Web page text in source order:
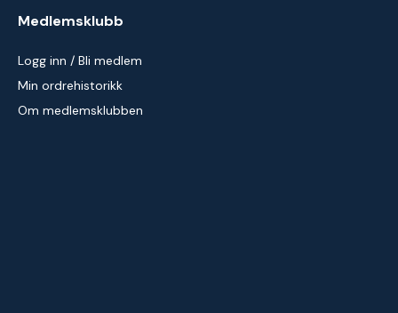
Medlemsklubb
Logg inn / Bli medlem
Min ordrehistorikk
Om medlemsklubben